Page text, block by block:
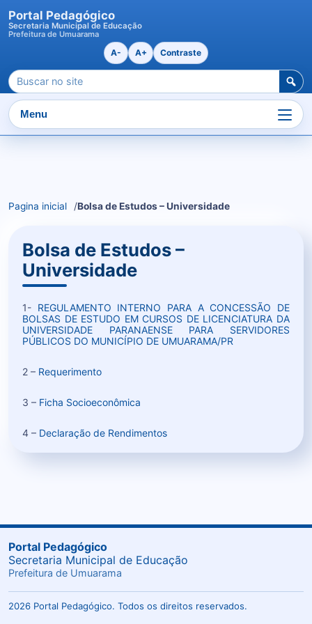
conteudo
Portal Pedagógico
Secretaria Municipal de Educação
Prefeitura de Umuarama
A- A+ Contraste
Pesquisar
por:
Menu
Pagina inicial Bolsa de Estudos – Universidade
Bolsa de Estudos –
Universidade
1- REGULAMENTO INTERNO PARA A CONCESSÃO DE
BOLSAS DE ESTUDO EM CURSOS DE LICENCIATURA DA
UNIVERSIDADE PARANAENSE PARA SERVIDORES
PÚBLICOS DO MUNICÍPIO DE UMUARAMA/PR
2 – Requerimento
3 – Ficha Socioeconômica
4 – Declaração de Rendimentos
Portal Pedagógico
Secretaria Municipal de Educação
Prefeitura de Umuarama
2026 Portal Pedagógico. Todos os direitos reservados.